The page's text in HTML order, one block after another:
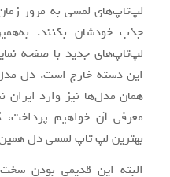
لپ‌تاپ‌های لمسی به مرور
جذب خودشان بکنند.
لپ‌تاپ‌های جدید با صفحه
این دسته خارج است. دل
همان‌ مدل‌ها نیز وارد
معرفی آن خواهیم
بهترین لپ تاپ لمسی دل
البته این قدیمی بودن